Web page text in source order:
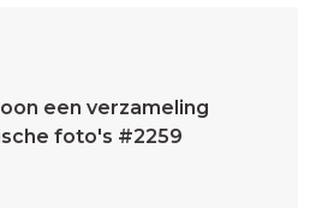
een verzameling
foto's #2259